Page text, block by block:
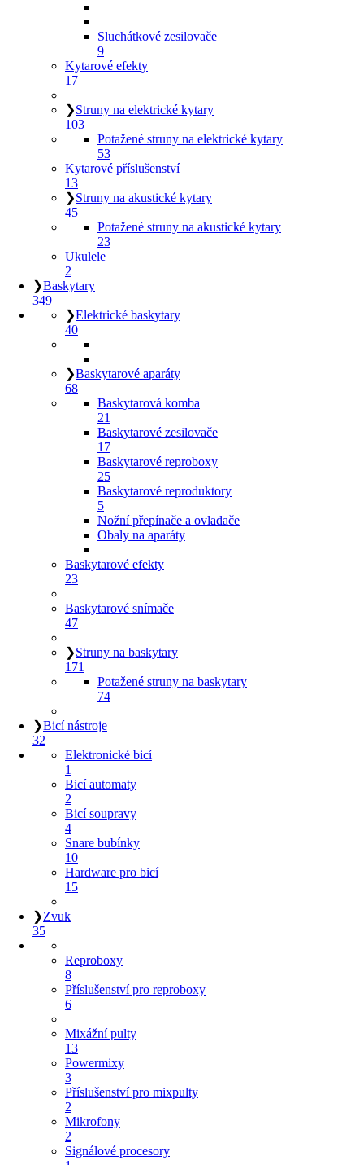
Sluchátkové zesilovače
9
Kytarové efekty
17
❯Struny na elektrické kytary
103
Potažené struny na elektrické kytary
53
Kytarové příslušenství
13
❯Struny na akustické kytary
45
Potažené struny na akustické kytary
23
Ukulele
2
❯Baskytary
349
❯Elektrické baskytary
40
❯Baskytarové aparáty
68
Baskytarová komba
21
Baskytarové zesilovače
17
Baskytarové reproboxy
25
Baskytarové reproduktory
5
Nožní přepínače a ovladače
Obaly na aparáty
Baskytarové efekty
23
Baskytarové snímače
47
❯Struny na baskytary
171
Potažené struny na baskytary
74
❯Bicí nástroje
32
Elektronické bicí
1
Bicí automaty
2
Bicí soupravy
4
Snare bubínky
10
Hardware pro bicí
15
❯Zvuk
35
Reproboxy
8
Příslušenství pro reproboxy
6
Mixážní pulty
13
Powermixy
3
Příslušenství pro mixpulty
2
Mikrofony
2
Signálové procesory